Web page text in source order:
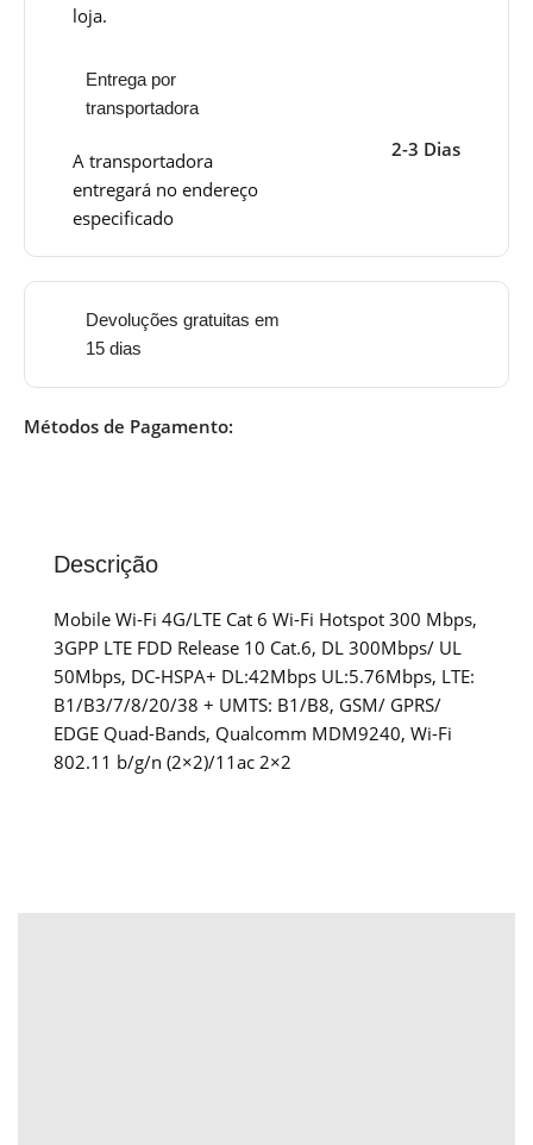
loja.
Entrega por
transportadora
A transportadora
entregará no endereço
especificado
2-3 Dias
Devoluções gratuitas em
15 dias
Métodos de Pagamento:
Descrição
Mobile Wi-Fi 4G/LTE Cat 6 Wi-Fi Hotspot 300 Mbps,
3GPP LTE FDD Release 10 Cat.6, DL 300Mbps/ UL
50Mbps, DC-HSPA+ DL:42Mbps UL:5.76Mbps, LTE:
B1/B3/7/8/20/38 + UMTS: B1/B8, GSM/ GPRS/
EDGE Quad-Bands, Qualcomm MDM9240, Wi-Fi
802.11 b/g/n (2×2)/11ac 2×2